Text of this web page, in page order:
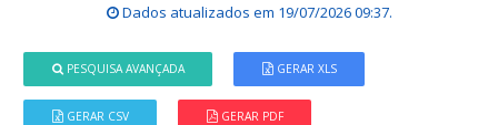
Dados atualizados em 19/07/2026 09:37.
PESQUISA AVANÇADA GERAR XLS
GERAR CSV GERAR PDF